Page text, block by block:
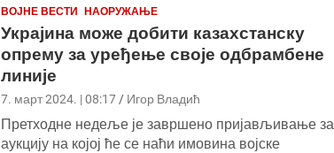
ВОЈНЕ ВЕСТИ НАОРУЖАЊЕ
Украјина може добити казахстанску
опрему за уређење своје одбрамбене
линије
7. март 2024. | 08:17 Игор Владић
Претходне недеље је завршено пријављивање за
аукцију на којој ће се наћи имовина војске